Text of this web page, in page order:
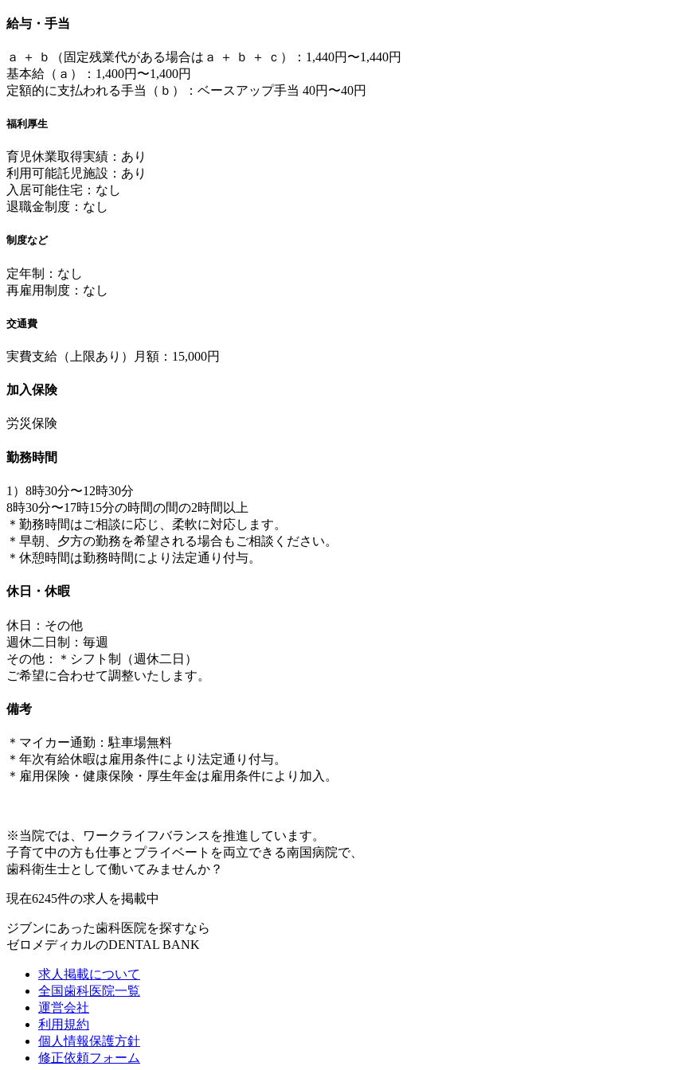
給与・手当
ａ ＋ ｂ（固定残業代がある場合はａ ＋ ｂ ＋ ｃ）：1,440円〜1,440円
基本給（ａ）：1,400円〜1,400円
定額的に支払われる手当（ｂ）：ベースアップ手当 40円〜40円
福利厚生
育児休業取得実績：あり
利用可能託児施設：あり
入居可能住宅：なし
退職金制度：なし
制度など
定年制：なし
再雇用制度：なし
交通費
実費支給（上限あり）月額：15,000円
加入保険
労災保険
勤務時間
1）8時30分〜12時30分
8時30分〜17時15分の時間の間の2時間以上
＊勤務時間はご相談に応じ、柔軟に対応します。
＊早朝、夕方の勤務を希望される場合もご相談ください。
＊休憩時間は勤務時間により法定通り付与。
休日・休暇
休日：その他
週休二日制：毎週
その他：＊シフト制（週休二日）
ご希望に合わせて調整いたします。
備考
＊マイカー通勤：駐車場無料
＊年次有給休暇は雇用条件により法定通り付与。
＊雇用保険・健康保険・厚生年金は雇用条件により加入。
※当院では、ワークライフバランスを推進しています。
子育て中の方も仕事とプライベートを両立できる南国病院で、
歯科衛生士として働いてみませんか？
現在6245件の求人を掲載中
ジブンにあった歯科医院を探すなら
ゼロメディカルのDENTAL BANK
求人掲載について
全国歯科医院一覧
運営会社
利用規約
個人情報保護方針
修正依頼フォーム